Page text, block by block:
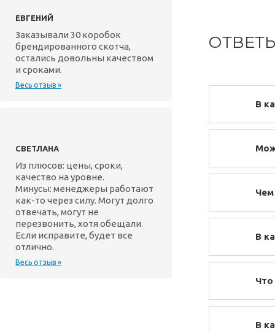
ЕВГЕНИЙ
Заказывали 30 коробок
брендированного скотча,
остались довольны качеством
и сроками.
Весь отзыв »
СВЕТЛАНА
Из плюсов: цены, сроки,
качество на уровне.
Минусы: менеджеры работают
как-то через силу. Могут долго
отвечать, могут не
перезвонить, хотя обещали.
Если исправите, будет все
отлично.
Весь отзыв »
В
Чем
В
Что
В